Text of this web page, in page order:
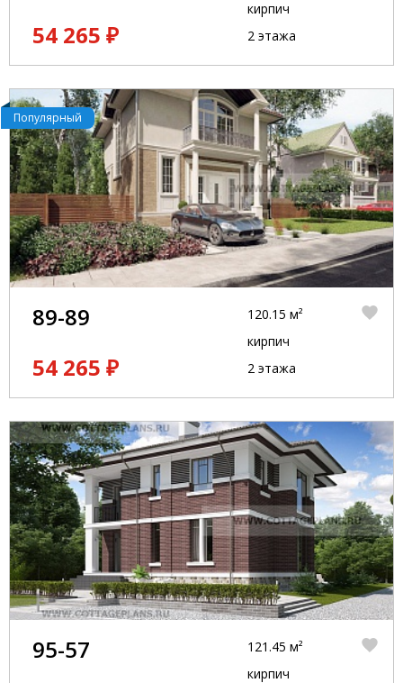
54 265 ₽
кирпич
2 этажа
Популярный
89-89
54 265 ₽
120.15 м²
кирпич
2 этажа
95-57
121.45 м²
кирпич